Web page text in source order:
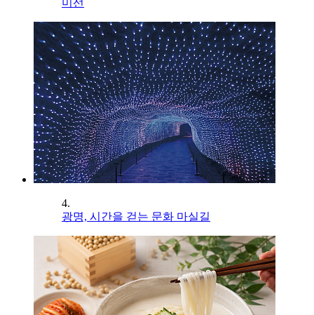
미선
4.
광명, 시간을 걷는 문화 마실길